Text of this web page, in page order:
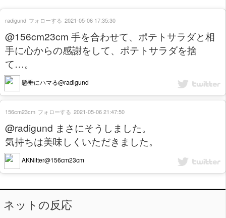
@156cm23cm 手を合わせて、ポテトサラダと相
手に心からの感謝をして、ポテトサラダを捨
て…。
懸垂にハマる@radigund
radigund フォローする 2021-05-06 17:35:30
@radigund まさにそうしました。
気持ちは美味しくいただきました。
AKNitter@156cm23cm
156cm23cm フォローする 2021-05-06 21:47:50
ネットの反応